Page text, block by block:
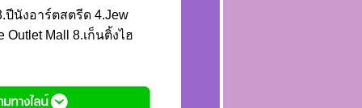
ปีนังอาร์ตสตรีด 4.Jew
Mall 8.เก็นติ้งไฮ